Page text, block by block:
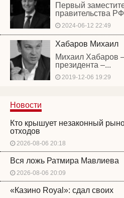
Первый
правительства РФ
2024-06-12 22:49
Хабаров Михаил
Михаил Хабаров
президента –...
2019-12-06 19:29
Новости
Кто крышует незаконный
отходов
2026-08-06 20:18
Вся ложь Ратмира Мавлиева
2026-08-06 20:09
«Казино Royal»: сдал своих